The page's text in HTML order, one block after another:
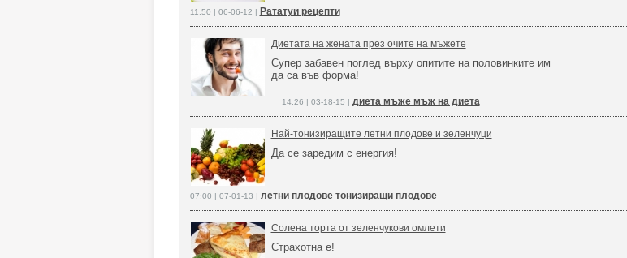
11:50 | 06-06-12 | Рататуи рецепти
Диетата на жената през очите на мъжете
Супер забавен поглед върху опитите на половинките им
да са във форма!
14:26 | 03-18-15 | диета мъже мъж на диета
Най-тонизиращите летни плодове и зеленчуци
Да се заредим с енергия!
07:00 | 07-01-13 | летни плодове тонизиращи плодове
Солена торта от зеленчукови омлети
Страхотна е!